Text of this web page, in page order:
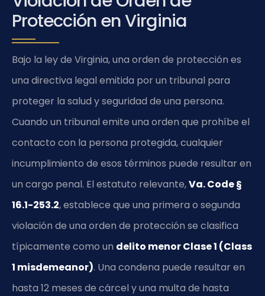
Protección en Virginia
Bajo la ley de Virginia, una orden de protección es
una directiva legal emitida por un tribunal para
proteger la salud y seguridad de una persona.
Cuando un tribunal emite una orden que prohíbe el
contacto con la persona protegida, cualquier
incumplimiento de esos términos puede resultar en
un cargo penal. El estatuto relevante,Va. Code §
16.1-253.2, establece que una primera o segunda
violación de una orden de protección se clasifica
típicamente como un delito menor Clase 1 (Class
1 misdemeanor). Una condena puede resultar en
hasta 12 meses de cárcel y una multa de hasta